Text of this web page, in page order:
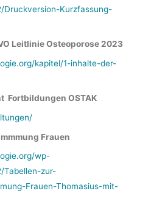
Kurzfassung-
Leitlinie Osteoporose 2023
kapitel/1-inhalte-der-
Fortbildungen OSTAK
Frauen
wp-
zur-
Frauen-Thomasius-mit-